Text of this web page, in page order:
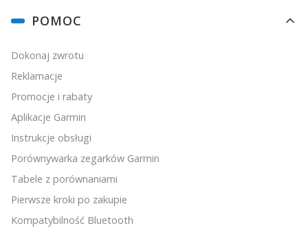
POMOC
Dokonaj zwrotu
Reklamacje
Promocje i rabaty
Aplikacje Garmin
Instrukcje obsługi
Porównywarka zegarków Garmin
Tabele z porównaniami
Pierwsze kroki po zakupie
Kompatybilność Bluetooth